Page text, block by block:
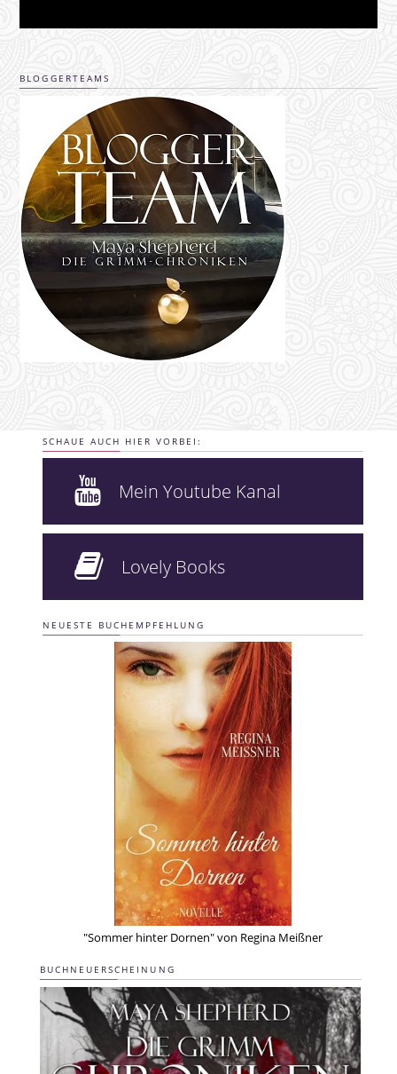
BLOGGERTEAMS
SCHAUE AUCH HIER VORBEI:
Mein Youtube Kanal
Lovely Books
NEUESTE BUCHEMPFEHLUNG
"Sommer hinter Dornen" von Regina Meißner
BUCHNEUERSCHEINUNG